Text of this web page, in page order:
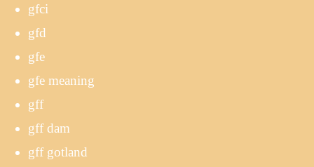
gfci
gfd
gfe
gfe meaning
gff
gff dam
gff gotland